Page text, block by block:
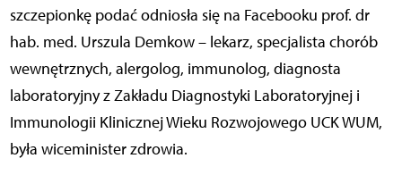
szczepionkę podać odniosła się na Facebooku prof. dr
hab. med. Urszula Demkow – lekarz, specjalista chorób
wewnętrznych, alergolog, immunolog, diagnosta
laboratoryjny z Zakładu Diagnostyki Laboratoryjnej i
Immunologii Klinicznej Wieku Rozwojowego UCK WUM,
była wiceminister zdrowia.